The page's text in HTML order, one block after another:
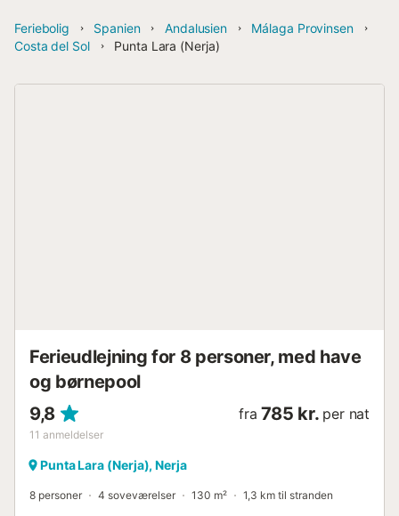
Feriebolig Spanien Andalusien
Málaga Provinsen
Costa del Sol
Punta Lara (Nerja)
Ferieudlejning for 8 personer, med have
og børnepool
9,8
11 anmeldelser
fra 785 kr. per nat
Punta Lara (Nerja), Nerja
8 personer 4 soveværelser 130 m² 1,3 km til stranden